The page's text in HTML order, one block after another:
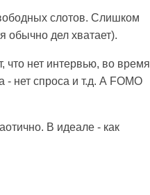
слотов. Слишком
обычно дел хватает).
что нет интервью, во время
нет спроса и т.д. А FOMO
В идеале - как